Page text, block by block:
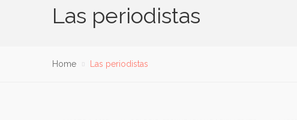
Las periodistas
Home Las periodistas